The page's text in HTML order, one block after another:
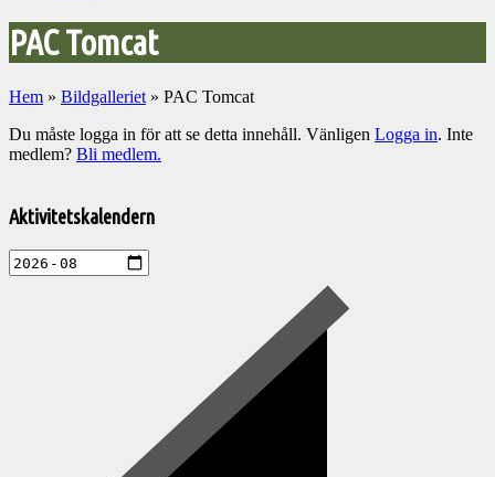
PAC Tomcat
Hem » Bildgalleriet » PAC Tomcat
Du måste logga in för att se detta innehåll. Vänligen Logga in. Inte
medlem? Bli medlem.
till
aktiviteter
Aktivitetskalendern